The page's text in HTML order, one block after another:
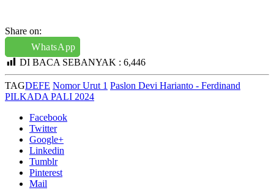
Share on:
WhatsApp
DI BACA SEBANYAK : 6,446
TAGDEFE Nomor Urut 1 Paslon Devi Harianto - Ferdinand
PILKADA PALI 2024
Facebook
Twitter
Google+
Linkedin
Tumblr
Pinterest
Mail